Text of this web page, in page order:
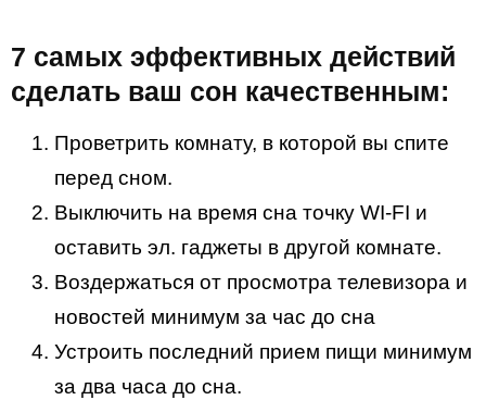
7 самых эффективных действий
сделать ваш сон качественным:
Проветрить комнату, в которой вы спите
перед сном.
Выключить на время сна точку WI-FI и
оставить эл. гаджеты в другой комнате.
Воздержаться от просмотра телевизора и
новостей минимум за час до сна
Устроить последний прием пищи минимум
за два часа до сна.